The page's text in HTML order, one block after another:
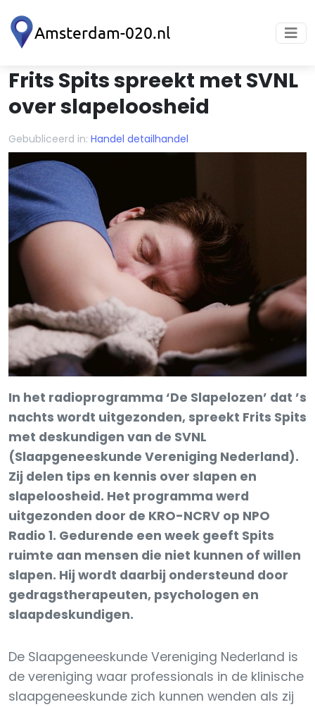
Frits Spits spreekt met SVNL
over slapeloosheid
Gebubliceerd in: Handel detailhandel
In het radioprogramma ‘De Slapelozen’ dat ’s
nachts wordt uitgezonden, spreekt Frits Spits
met deskundigen van de SVNL
(Slaapgeneeskunde Vereniging Nederland).
Zij delen tips en kennis over slapen en
slapeloosheid. Het programma werd
uitgezonden door de KRO-NCRV op NPO
Radio 1. Gedurende een week geeft Spits
ruimte aan mensen die niet kunnen of willen
slapen. Hij wordt daarbij ondersteund door
gedragstherapeuten, psychologen en
slaapdeskundigen.
De Slaapgeneeskunde Vereniging Nederland is
de vereniging waar professionals in de klinische
slaapgeneeskunde zich kunnen wenden als zij